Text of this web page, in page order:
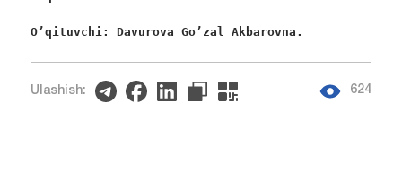
O’qituvchi: Davurova Go’zal Akbarovna.
Ulashish: 624